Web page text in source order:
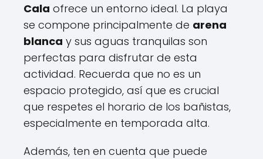
Cala ofrece un entorno ideal. La playa
se compone principalmente de arena
blanca y sus aguas tranquilas son
perfectas para disfrutar de esta
actividad. Recuerda que no es un
espacio protegido, así que es crucial
que respetes el horario de los bañistas,
especialmente en temporada alta.
Además, ten en cuenta que puede